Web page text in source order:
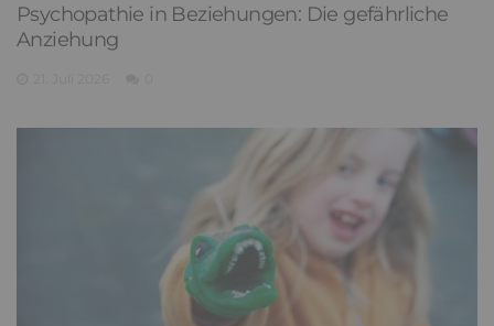
Psychopathie in Beziehungen: Die gefährliche
Anziehung